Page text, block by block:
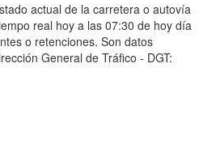
actual de la carretera o autovía
real hoy a las 07:30 de hoy día
o retenciones. Son datos
General de Tráfico - DGT: